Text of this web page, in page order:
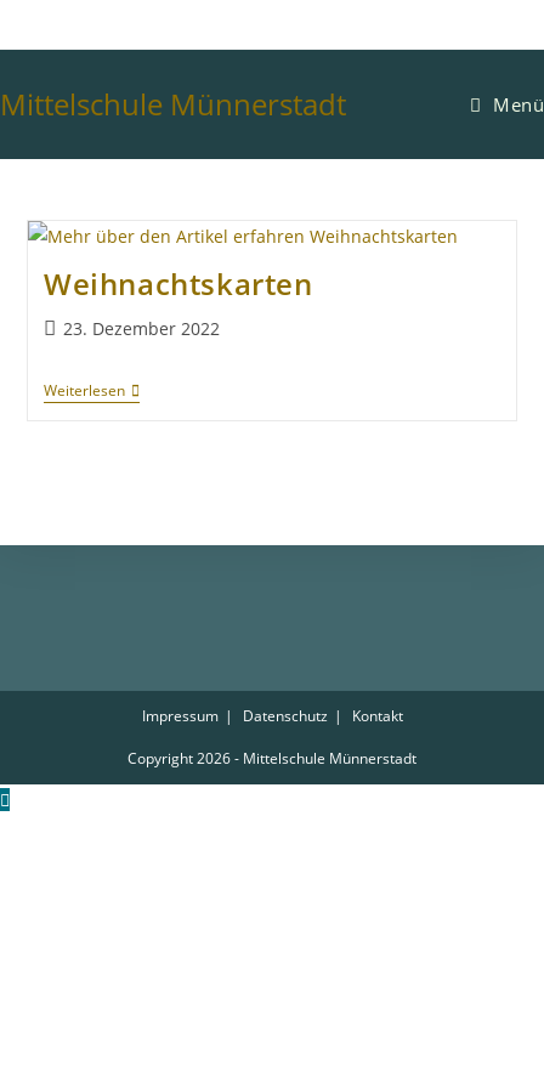
Mittelschule Münnerstadt Menü
Weihnachtskarten
23. Dezember 2022
Weiterlesen
Impressum Datenschutz Kontakt
Copyright 2026 - Mittelschule Münnerstadt